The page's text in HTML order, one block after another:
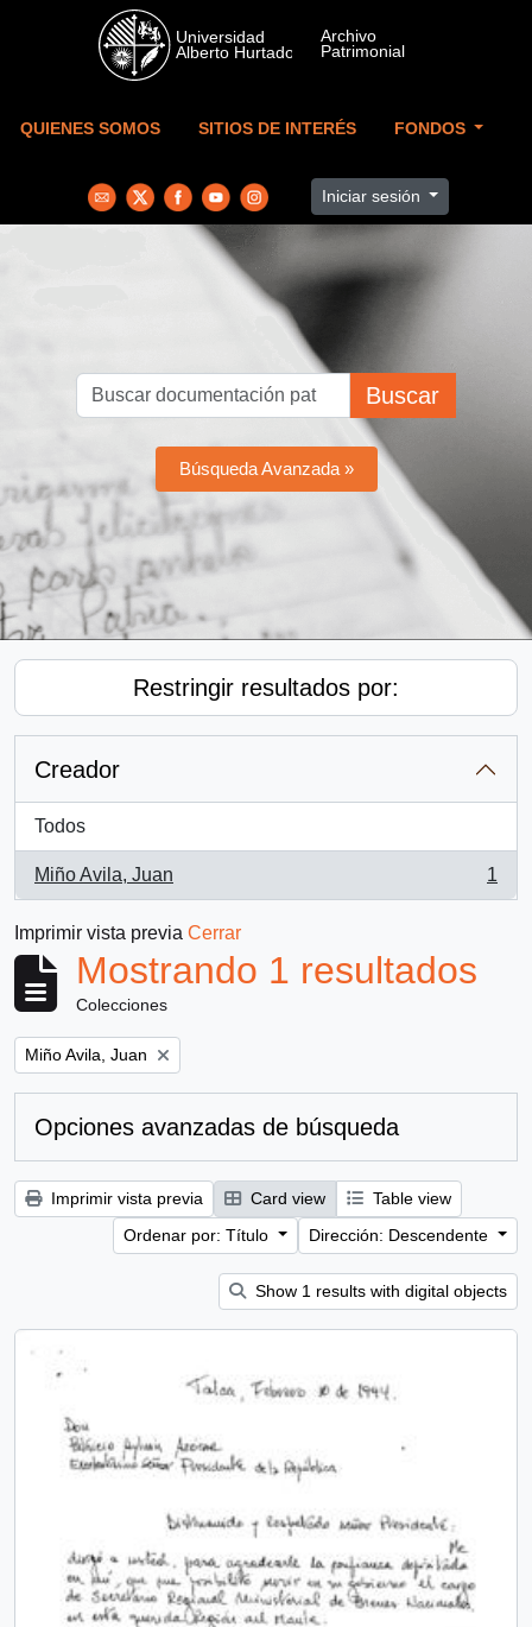
Skip to main content
QUIENES SOMOS SITIOS DE INTERÉS FONDOS
Iniciar sesión
Buscar
Búsqueda Avanzada »
Restringir resultados por:
Creador
Todos
Miño Avila, Juan
, 1 resultados
1
Imprimir vista previa Cerrar
Mostrando 1 resultados
Colecciones
Remove filter:
Miño Avila, Juan
Opciones avanzadas de búsqueda
Imprimir vista previa Card view
Table view
Ordenar por: Título
Dirección: Descendente
Show 1 results with digital objects